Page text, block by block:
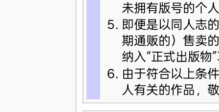
未拥有版号的个
即便是以同人志
期通贩的）售卖
纳入“正式出版物
由于符合以上条
人有关的作品，